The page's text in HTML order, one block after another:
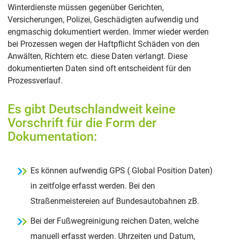
Winterdienste müssen gegenüber Gerichten,
Versicherungen, Polizei, Geschädigten aufwendig und
engmaschig dokumentiert werden. Immer wieder werden
bei Prozessen wegen der Haftpflicht Schäden von den
Anwälten, Richtern etc. diese Daten verlangt. Diese
dokumentierten Daten sind oft entscheident für den
Prozessverlauf.
Es gibt Deutschlandweit keine
Vorschrift für die Form der
Dokumentation:
Es können aufwendig GPS ( Global Position Daten)
in zeitfolge erfasst werden. Bei den
Straßenmeistereien auf Bundesautobahnen zB.
Bei der Fußwegreinigung reichen Daten, welche
manuell erfasst werden. Uhrzeiten und Datum,